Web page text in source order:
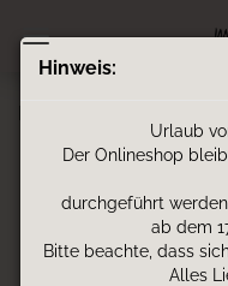
Hinweis:
Urlaub
Der Onlineshop
durchgeführt
ab dem
Bitte beachte, dass
Alles